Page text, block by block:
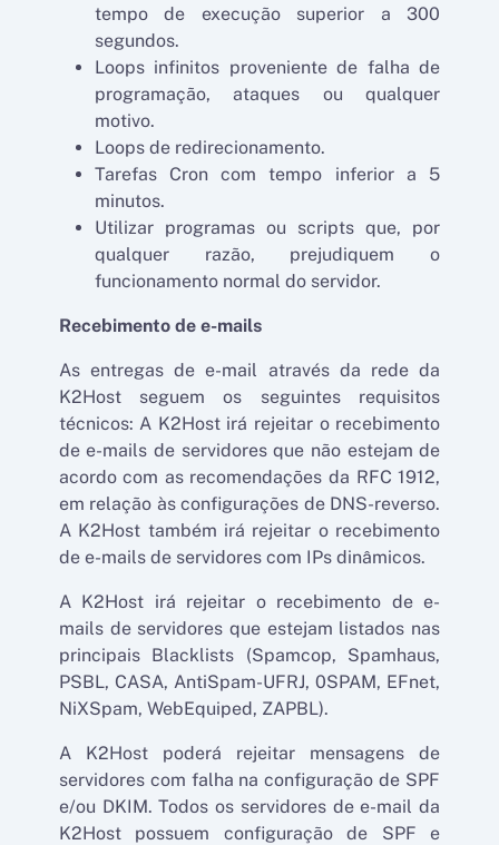
tempo de execução superior a 300
segundos.
Loops infinitos proveniente de falha de
programação, ataques ou qualquer
motivo.
Loops de redirecionamento.
Tarefas Cron com tempo inferior a 5
minutos.
Utilizar programas ou scripts que, por
qualquer razão, prejudiquem o
funcionamento normal do servidor.
Recebimento de e-mails
As entregas de e-mail através da rede da
K2Host seguem os seguintes requisitos
técnicos: A K2Host irá rejeitar o recebimento
de e-mails de servidores que não estejam de
acordo com as recomendações da RFC 1912,
em relação às configurações de DNS-reverso.
A K2Host também irá rejeitar o recebimento
de e-mails de servidores com IPs dinâmicos.
A K2Host irá rejeitar o recebimento de e-
mails de servidores que estejam listados nas
principais Blacklists (Spamcop, Spamhaus,
PSBL, CASA, AntiSpam-UFRJ, 0SPAM, EFnet,
NiXSpam, WebEquiped, ZAPBL).
A K2Host poderá rejeitar mensagens de
servidores com falha na configuração de SPF
e/ou DKIM. Todos os servidores de e-mail da
K2Host possuem configuração de SPF e